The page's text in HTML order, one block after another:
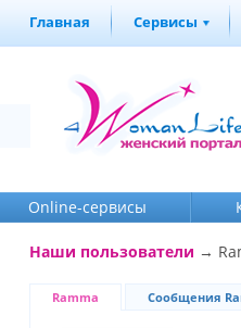
Главная Сервисы
Online-cервисы
Наши пользователи →
Ramma Сообщения